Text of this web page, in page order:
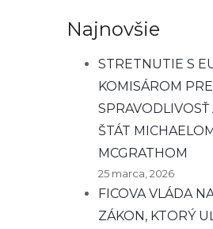
Najnovšie
STRETNUTIE S
KOMISÁROM PRE
SPRAVODLIVOSŤ
ŠTÁT MICHAELOM
MCGRATHOM
25 marca, 2026
FICOVA VLÁDA
ZÁKON, KTORÝ